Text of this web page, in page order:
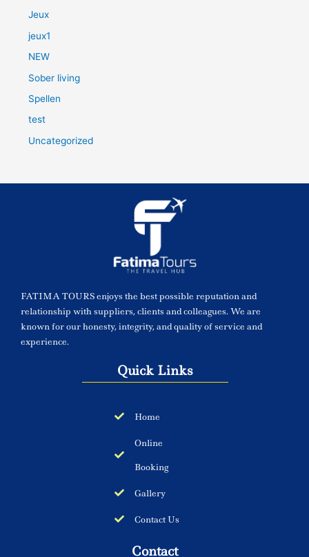
Jeux
jeux1
NEW
Sober living
Spellen
test
Uncategorized
FATIMA TOURS enjoys the best possible reputation and
relationship with suppliers, clients and colleagues. We are
known for our honesty, integrity, and quality of service and
experience.
Quick Links
Home
Online
Booking
Gallery
Contact Us
Contact